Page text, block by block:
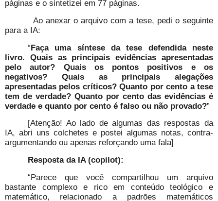
páginas e o sintetizei em 77 páginas.
Ao anexar o arquivo com a tese, pedi o seguinte
para a IA:
“Faça uma síntese da tese defendida neste
livro. Quais as principais evidências apresentadas
pelo autor? Quais os pontos positivos e os
negativos? Quais as principais alegações
apresentadas pelos críticos? Quanto por cento a tese
tem de verdade? Quanto por cento das evidências é
verdade e quanto por cento é falso ou não provado?”
[Atenção! Ao lado de algumas das respostas da
IA, abri uns colchetes e postei algumas notas, contra-
argumentando ou apenas reforçando uma fala]
Resposta da IA (copilot):
“Parece que você compartilhou um arquivo
bastante complexo e rico em conteúdo teológico e
matemático, relacionado a padrões matemáticos